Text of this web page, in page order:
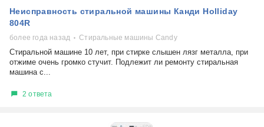
Неисправность стиральной машины Канди Holliday
804R
более года назад Стиральные машины Candy
Стиральной машине 10 лет, при стирке слышен лязг металла, при
отжиме очень громко стучит. Подлежит ли ремонту стиральная
машина с...
2 ответа